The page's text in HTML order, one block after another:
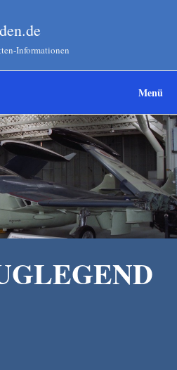
Informationen
Menü